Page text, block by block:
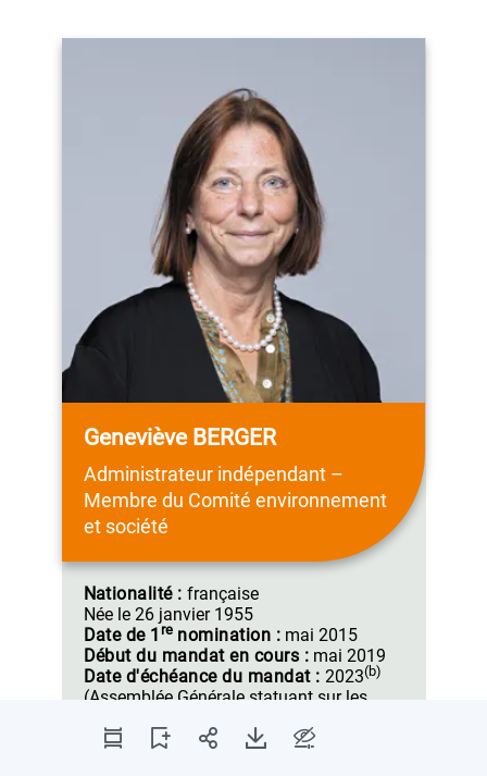
Geneviève BERGER
et société
Nationalité :française
Née le26 janvier 1955
Début du mandat encours : mai 2019
Date d'échéance dumandat :